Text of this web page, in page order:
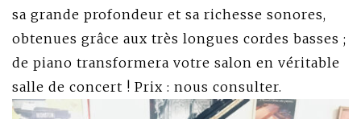
sa grande profondeur et sa richesse sonores,
obtenues grâce aux très longues cordes basses ;
de piano transformera votre salon en véritable
salle de concert ! Prix : nous consulter.